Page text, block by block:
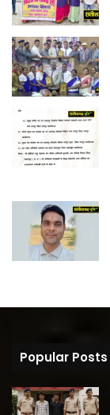
Popular Posts